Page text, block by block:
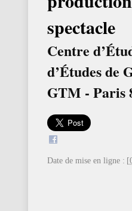
spectacle
Centre
d’Études de
GTM - Paris
Date de mise en ligne :